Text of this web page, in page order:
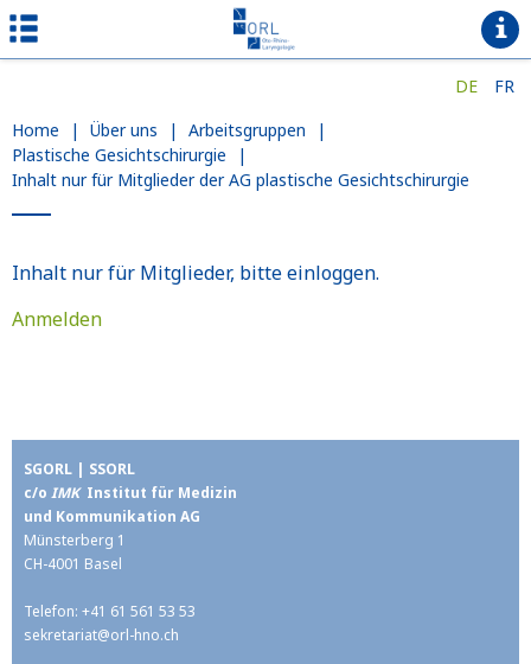
DE
FR
Home
| Über uns | Arbeitsgruppen
|
Plastische Gesichtschirurgie
|
Inhalt nur für Mitglieder der AG plastische Gesichtschirurgie
Inhalt nur für Mitglieder, bitte einloggen.
Anmelden
SGORL | SSORL
c/o IMKInstitut für Medizin
und Kommunikation AG
Münsterberg 1
CH-4001 Basel
Telefon: +41 61 561 53 53
sekretariat@orl-hno.ch